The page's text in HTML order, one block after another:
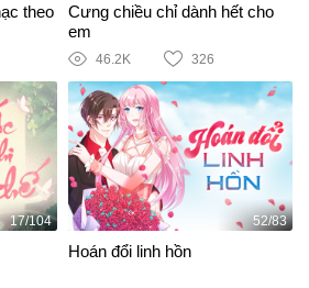
theo
Cưng chiều chỉ dành hết cho
em
46.2K 326
17/104 52/83
Hoán đổi linh hồn